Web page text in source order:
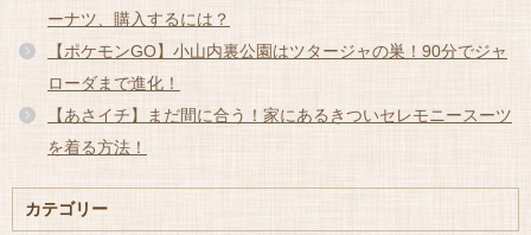
ーナツ、購入するには？
【ポケモンGO】小山内裏公園はツタージャの巣！90分でジャ
ローダまで進化！
【あさイチ】まだ間に合う！家にあるきついセレモニースーツ
を着る方法！
カテゴリー